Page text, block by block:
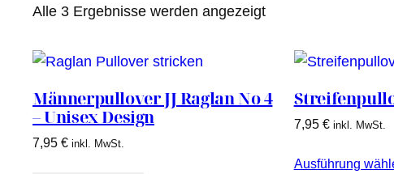
Alle 3 Ergebnisse werden angezeigtNach
sortiert
Männerpullover JJ Raglan No 4
– Unisex Design
7,95 € inkl. MwSt.
7,95 € inkl. MwSt.
Ausführung